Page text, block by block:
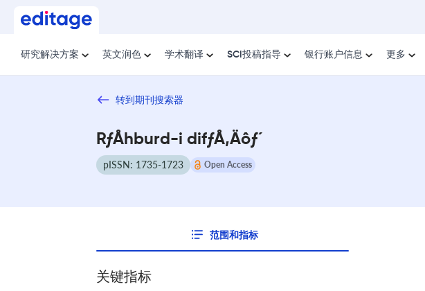
研究解决方案 英文润色 学术翻译 SCI投稿指导 银行账户信息 更多
转到期刊搜索器
RƒÅhburd-i difƒÅ‚Äôƒ´
pISSN: 1735-1723 Open Access
范围和指标
关键指标